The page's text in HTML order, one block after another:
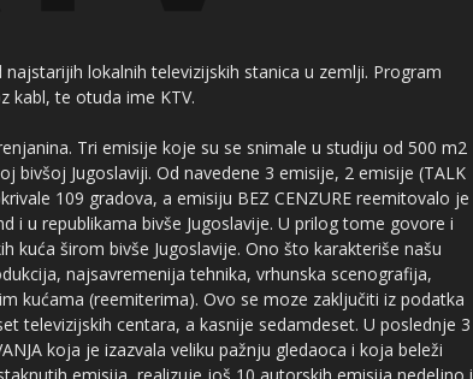
lokalnih televizijskih stanica u zemlji. Program
kabl, te otuda ime KTV.
Tri emisije koje su se snimale u studiju od 500 m2
bivšoj Jugoslaviji. Od navedene 3 emisije, 2 emisije (TALK
109 gradova, a emisiju BEZ CENZURE reemitovalo je
i u republikama bivše Jugoslavije. U prilog tome govore i
kuća širom bivše Jugoslavije. Ono što karakteriše našu
najsavremenija tehnika, vrhunska scenografija,
kućama (reemiterima). Ovo se moze zaključiti iz podatka
televizijskih centara, a kasnije sedamdeset. U poslednje 3
koja je izazvala veliku pažnju gledaoca i koja beleži
emisija, realizuje još 10 autorskih emisija nedeljno i